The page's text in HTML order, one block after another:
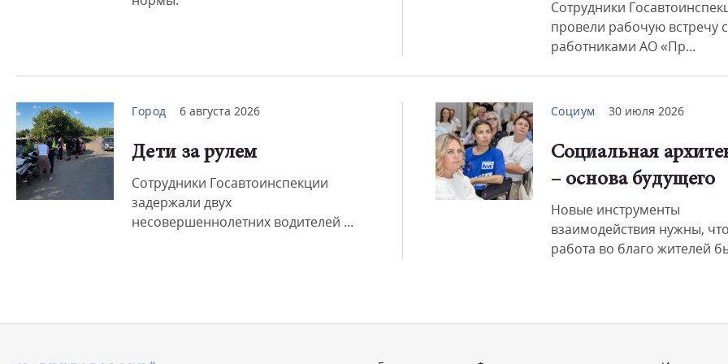
Сотрудники
провели рабочую встречу с
работниками АО «Пр...
Город 6 августа 2026
Дети за рулем
Сотрудники Госавтоинспекции
задержали двух
несовершеннолетних водителей ...
Социум 30 июля 2026
Социальная
– основа будущего
Новые инструменты
взаимодействия нужны,
работа во благо жителей